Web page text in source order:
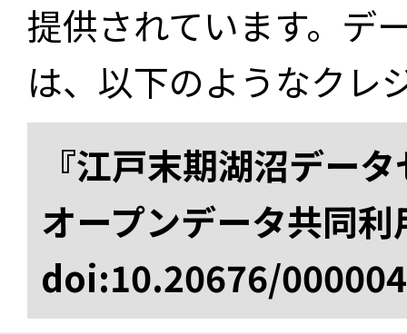
提供されています。デ
は、以下のようなクレ
『江戸末期湖沼デー
オープンデータ共同
doi:10.20676/